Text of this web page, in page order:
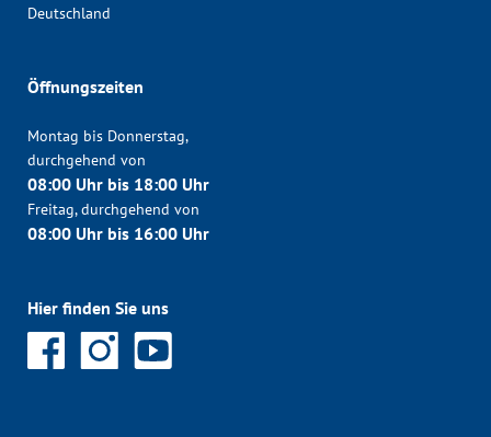
Deutschland
Öffnungszeiten
Montag bis Donnerstag,
durchgehend von
08:00 Uhr bis 18:00 Uhr
Freitag, durchgehend von
08:00 Uhr bis 16:00 Uhr
Hier finden Sie uns